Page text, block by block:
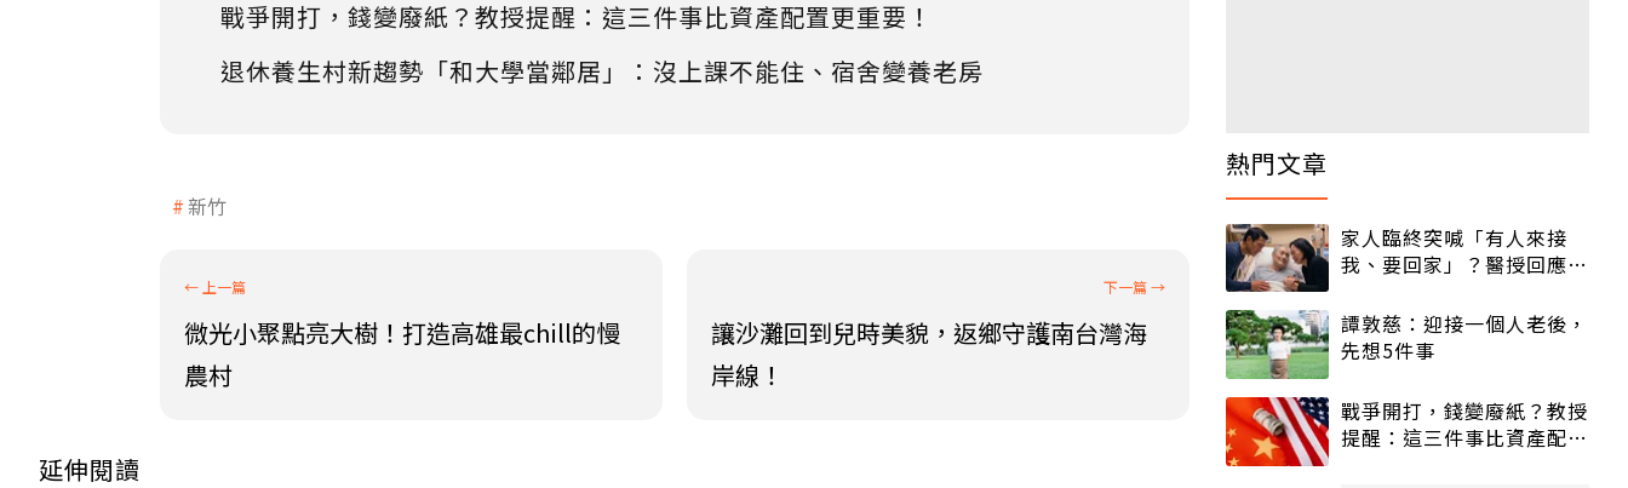
戰爭開打，錢變廢紙？教授提醒：這三件事比資產配置更重要！
退休養生村新趨勢「和大學當鄰居」：沒上課不能住、宿舍變養老房
新竹
微光小聚點亮大樹！打造高雄最chill的慢
農村
讓沙灘回到兒時美貌，返鄉守護南台灣海
岸線！
延伸閱讀
熱門文章
家人臨終突喊「有人來接
我、要回家」？醫授回應方
譚敦慈：迎接一個人老後，
先想5件事
戰爭開打，錢變廢紙？教授
提醒：這三件事比資產配置